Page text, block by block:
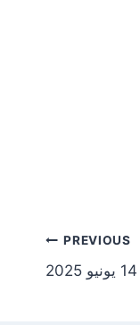
PREVIOUS